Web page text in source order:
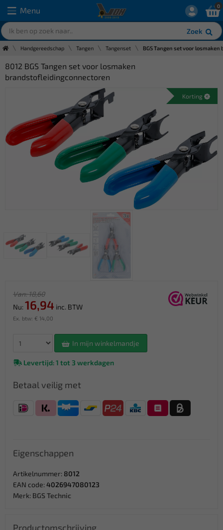
Menu
Zoek
0
Handgereedschap Tangen Tangenset BGS Tangen set voor
8012 BGS Tangen set voor losmaken
brandstofleidingconnectoren
Korting
Van: 18,60
Nu: 16,94 inc. BTW
Ex. btw: € 14,00
In mijn winkelmandje
Levertijd: 1 tot 3 werkdagen
Betaal veilig met
Eigenschappen
Artikelnummer: 8012
EAN code: 4026947080123
Merk: BGS Technic
Productomschrijving